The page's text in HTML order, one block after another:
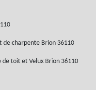
charpente Brion 36110
de toit et Velux Brion 36110